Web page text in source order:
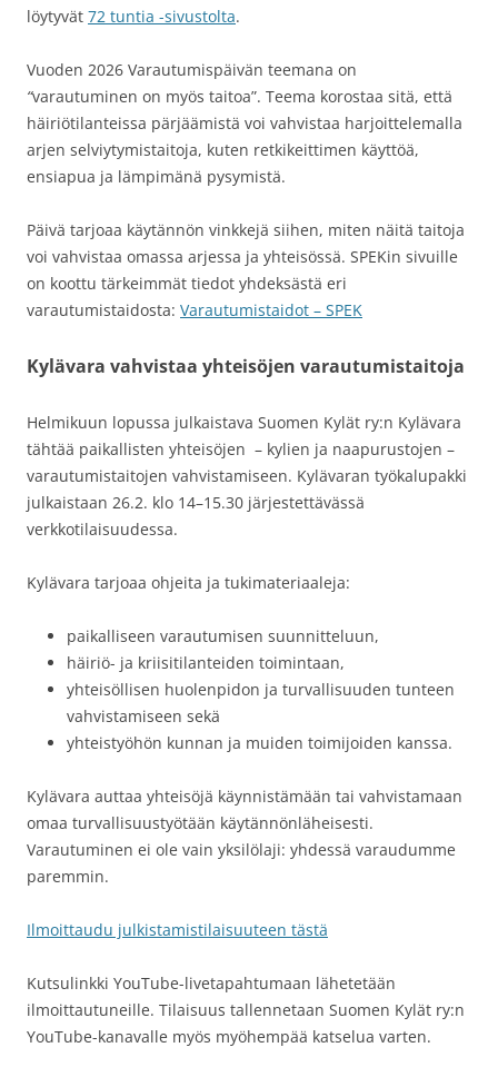
löytyvät 72 tuntia -sivustolta.
Vuoden 2026 Varautumispäivän teemana on
“varautuminen on myös taitoa”. Teema korostaa sitä, että
häiriötilanteissa pärjäämistä voi vahvistaa harjoittelemalla
arjen selviytymistaitoja, kuten retkikeittimen käyttöä,
ensiapua ja lämpimänä pysymistä.
Päivä tarjoaa käytännön vinkkejä siihen, miten näitä taitoja
voi vahvistaa omassa arjessa ja yhteisössä. SPEKin sivuille
on koottu tärkeimmät tiedot yhdeksästä eri
varautumistaidosta: Varautumistaidot – SPEK
Kylävara vahvistaa yhteisöjen varautumistaitoja
Helmikuun lopussa julkaistava Suomen Kylät ry:n Kylävara
tähtää paikallisten yhteisöjen – kylien ja naapurustojen –
varautumistaitojen vahvistamiseen. Kylävaran työkalupakki
julkaistaan 26.2. klo 14–15.30 järjestettävässä
verkkotilaisuudessa.
Kylävara tarjoaa ohjeita ja tukimateriaaleja:
paikalliseen varautumisen suunnitteluun,
häiriö- ja kriisitilanteiden toimintaan,
yhteisöllisen huolenpidon ja turvallisuuden tunteen
vahvistamiseen sekä
yhteistyöhön kunnan ja muiden toimijoiden kanssa.
Kylävara auttaa yhteisöjä käynnistämään tai vahvistamaan
omaa turvallisuustyötään käytännönläheisesti.
Varautuminen ei ole vain yksilölaji: yhdessä varaudumme
paremmin.
Ilmoittaudu julkistamistilaisuuteen tästä
Kutsulinkki YouTube-livetapahtumaan lähetetään
ilmoittautuneille. Tilaisuus tallennetaan Suomen Kylät ry:n
YouTube-kanavalle myös myöhempää katselua varten.